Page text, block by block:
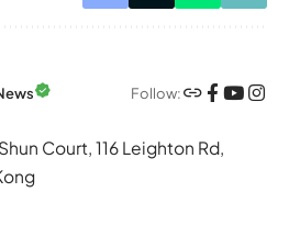
Follow:
Court, 116 Leighton Rd,